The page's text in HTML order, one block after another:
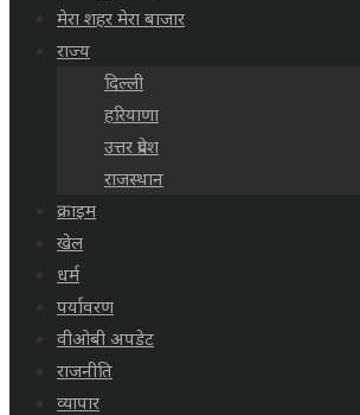
मेरा शहर मेरा बाजार
राज्य
दिल्ली
हरियाणा
उत्तर प्रदेश
राजस्थान
क्राइम
खेल
धर्म
पर्यावरण
वीओबी अपडेट
राजनीति
व्यापार